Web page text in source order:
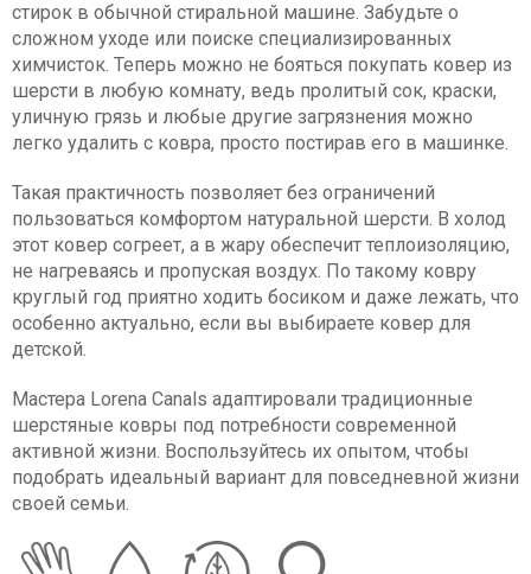
стирок в обычной стиральной машине. Забудьте о
сложном уходе или поиске специализированных
химчисток. Теперь можно не бояться покупать ковер из
шерсти в любую комнату, ведь пролитый сок, краски,
уличную грязь и любые другие загрязнения можно
легко удалить с ковра, просто постирав его в машинке.
Такая практичность позволяет без ограничений
пользоваться комфортом натуральной шерсти. В холод
этот ковер согреет, а в жару обеспечит теплоизоляцию,
не нагреваясь и пропуская воздух. По такому ковру
круглый год приятно ходить босиком и даже лежать, что
особенно актуально, если вы выбираете ковер для
детской.
Мастера Lorena Canals адаптировали традиционные
шерстяные ковры под потребности современной
активной жизни. Воспользуйтесь их опытом, чтобы
подобрать идеальный вариант для повседневной жизни
своей семьи.